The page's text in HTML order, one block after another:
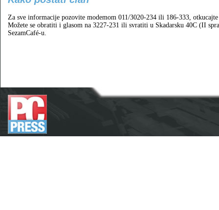
Za sve informacije pozovite modemom 011/3020-234 ili 186-333,
Možete se obratiti i glasom na 3227-231 ili svratiti u Skadarsku 40C (II
SezamCafé-u.